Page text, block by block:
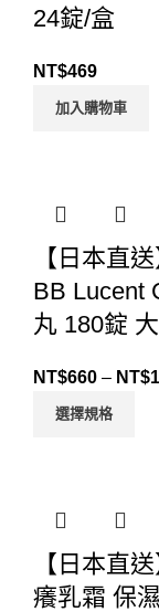
24錠/盒
NT$469
加入購物車
【日本直
BB Lucent
丸 180錠
NT$660 – NT$
選擇規格
【日本直
癢乳霜 保